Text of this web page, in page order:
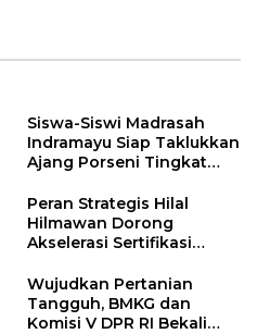
Siswa-Siswi Madrasah
Indramayu Siap Taklukkan
Ajang Porseni Tingkat
Peran Strategis Hilal
Hilmawan Dorong
Akselerasi Sertifikasi
Entaskan Kemiskinan di
Indramayu
Wujudkan Pertanian
Tangguh, BMKG dan
Komisi V DPR RI Bekali